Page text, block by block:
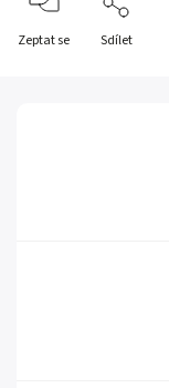
Zeptat se Sdílet